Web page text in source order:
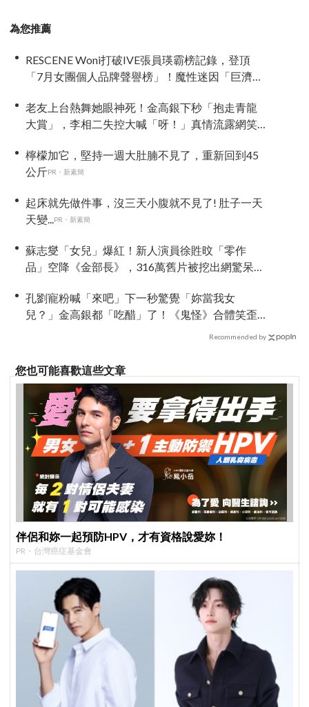
為您推薦
RESCENE Woni打破IVE張員瑛霸榜記錄，登頂
「7月女團個人品牌聲譽榜」！魔性迷因「巨濟呀
老友上台熱舞她眼神死！金高銀下秒「抱走青龍
大賞」，李相二失控大喊「呀！」真情流露網笑
檸檬加它，堅持一週大肚腩不見了，重新回到45
公斤PR・新素簡
起床就先做件事，沒三天小腹就不見了! 肚子一天
天變...PR・新素簡
蘇志燮「女兒」爆紅！新人演員徐貹旼「零作
品」空降《金部長》，316萬舊片被挖出網驚呆：
孔劉寵粉喊「來吧」下一秒驚覺「妳當我女
兒？」金高銀都「吃醋」了！《鬼怪》合體笑歪
Recommended by
您也可能喜歡這些文章
伴侶和妳一起預防HPV，才有資格說愛妳！
PR・台灣癌症基金會